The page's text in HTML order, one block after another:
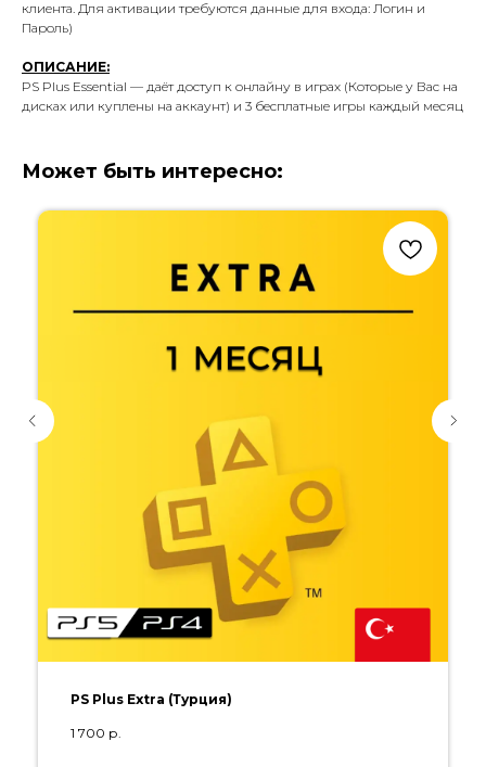
клиента. Для активации требуются данные для входа: Логин и
Пароль)
ОПИСАНИЕ:
PS Plus Essential — даёт доступ к онлайну в играх (Которые у Вас на
дисках или куплены на аккаунт) и 3 бесплатные игры каждый месяц
Может быть интересно:
PS Plus Extra (Турция)
1 700 р.